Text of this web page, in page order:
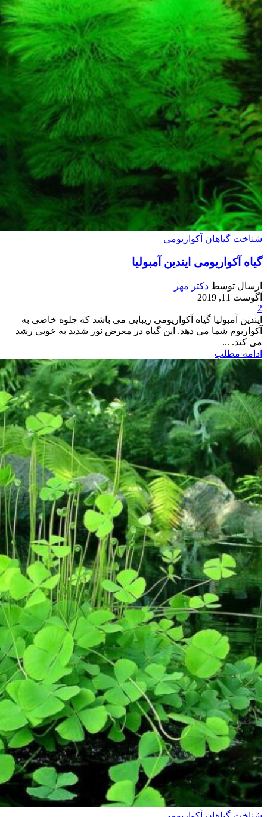
شناخت گیاهان آکواریومی
گیاه آکواریومی ایندین آمبولیا
ارسال توسط دکتر مهر
آگوست 11, 2019
2
ایندین آمبولیا گیاه آکواریومی زیبایی می باشد که جلوه خاصی به
آکواریوم شما می دهد. این گیاه در معرض نور شدید به خوبی رشد
می کند. ...
ادامه مطلب